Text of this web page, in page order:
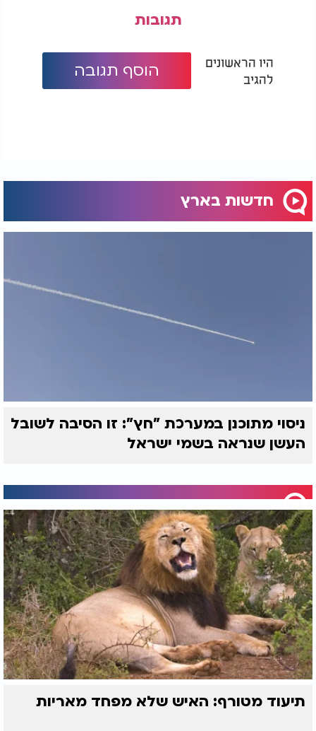
תגובות
היו הראשונים
להגיב
הוסף תגובה
חדשות בארץ
ניסוי מתוכנן במערכת "חץ": זו הסיבה לשובל
העשן שנראה בשמי ישראל
תיעוד מטורף: האיש שלא מפחד מאריות